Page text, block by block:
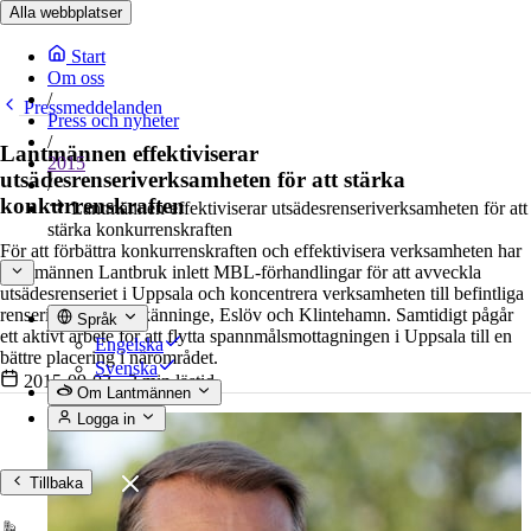
Alla webbplatser
Start
Om oss
/
Press och nyheter
/
2015
/
Lantmännen effektiviserar utsädesrenseriverksamheten för att
stärka konkurrenskraften
Språk
Engelska
Svenska
Om Lantmännen
Logga in
Tillbaka
Pressmeddelanden
Lantmännen effektiviserar
utsädesrenseriverksamheten för att stärka
konkurrenskraften
För att förbättra konkurrenskraften och effektivisera verksamheten har
Lantmännen Lantbruk inlett MBL-förhandlingar för att avveckla
utsädesrenseriet i Uppsala och koncentrera verksamheten till befintliga
renserier i Skara, Skänninge, Eslöv och Klintehamn. Samtidigt pågår
ett aktivt arbete för att flytta spannmålsmottagningen i Uppsala till en
bättre placering i närområdet.
2015-09-03• 2 min lästid